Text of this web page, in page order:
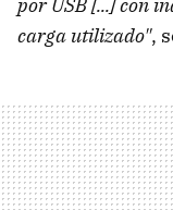
carga utilizado",